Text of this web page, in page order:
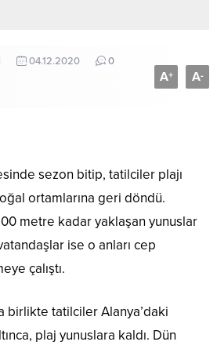
04.12.2020 0
A+ A-
sezon bitip, tatilciler plajı
ortamlarına geri döndü.
metre kadar yaklaşan yunuslar
ise o anları cep
çalıştı.
birlikte tatilciler Alanya’daki
plaj yunuslara kaldı. Dün